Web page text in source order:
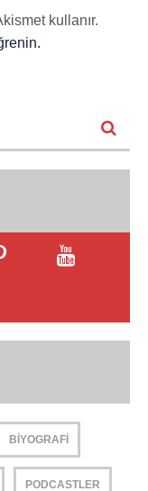
kullanır.
BIYOGRAFI
PODCASTLER